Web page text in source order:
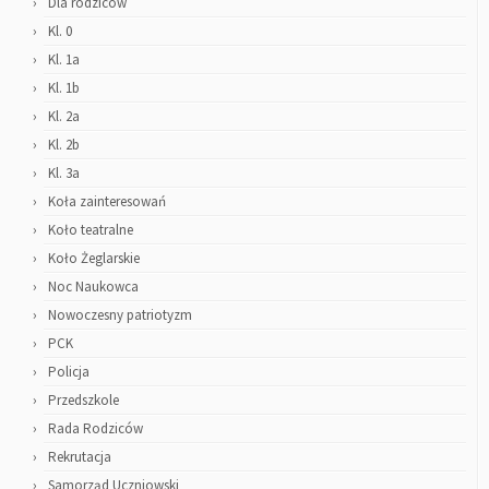
Kl. 0
Kl. 1a
Kl. 1b
Kl. 2a
Kl. 2b
Kl. 3a
Koła zainteresowań
Koło teatralne
Koło Żeglarskie
Noc Naukowca
Nowoczesny patriotyzm
PCK
Policja
Przedszkole
Rada Rodziców
Rekrutacja